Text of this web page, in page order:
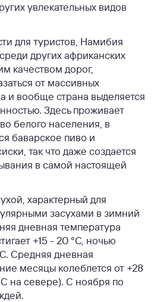
увлекательных видов
для туристов, Намибия
других африканских
качеством дорог,
от массивных
и вообще страна выделяется
Здесь проживает
белого населения, в
баварское пиво и
так что даже создается
в самой настоящей
характерный для
засухами в зимний
дневная температура
+15 - 20 °С, ночью
Средняя дневная
месяцы колеблется от +28
на севере). С ноября по